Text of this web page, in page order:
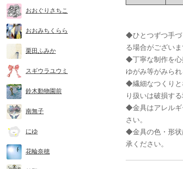
◆ひとつずつ手づ
る場合がございま
◆丁寧な制作を心
ゆがみ等がみら
◆繊細なつくりと
り扱いは破損す
◆金具はアレルギ
さい。
◆金具の色・形状
承ください。
おおぐりさちこ
おおみちくらら
栗田ふみか
スギウラユウミ
鈴木動物園前
南無子
にゆ
花輪奈穂